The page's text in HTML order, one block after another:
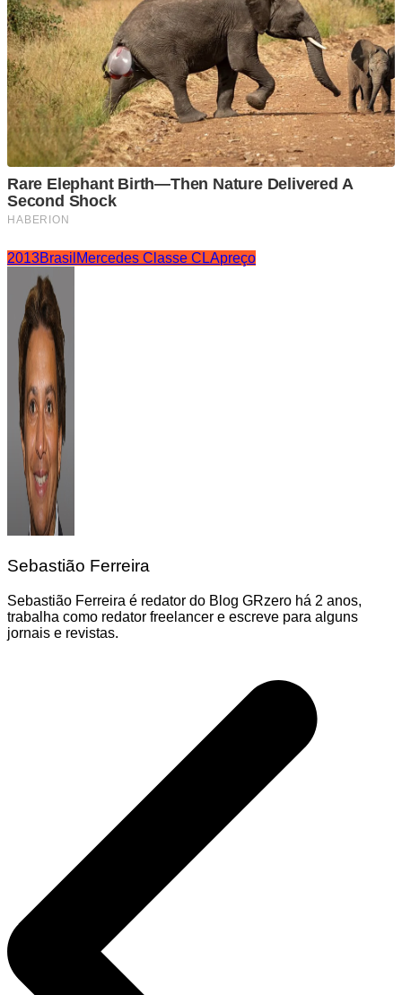
2013Brasil Mercedes Classe CLApreço
Sebastião Ferreira
Sebastião Ferreira é redator do Blog GRzero há 2 anos,
trabalha como redator freelancer e escreve para alguns
jornais e revistas.